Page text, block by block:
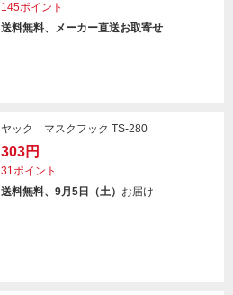
145ポイント
送料無料、メーカー直送お取寄せ
ヤック マスクフック TS-280
303円
31ポイント
送料無料、9月5日（土） お届け